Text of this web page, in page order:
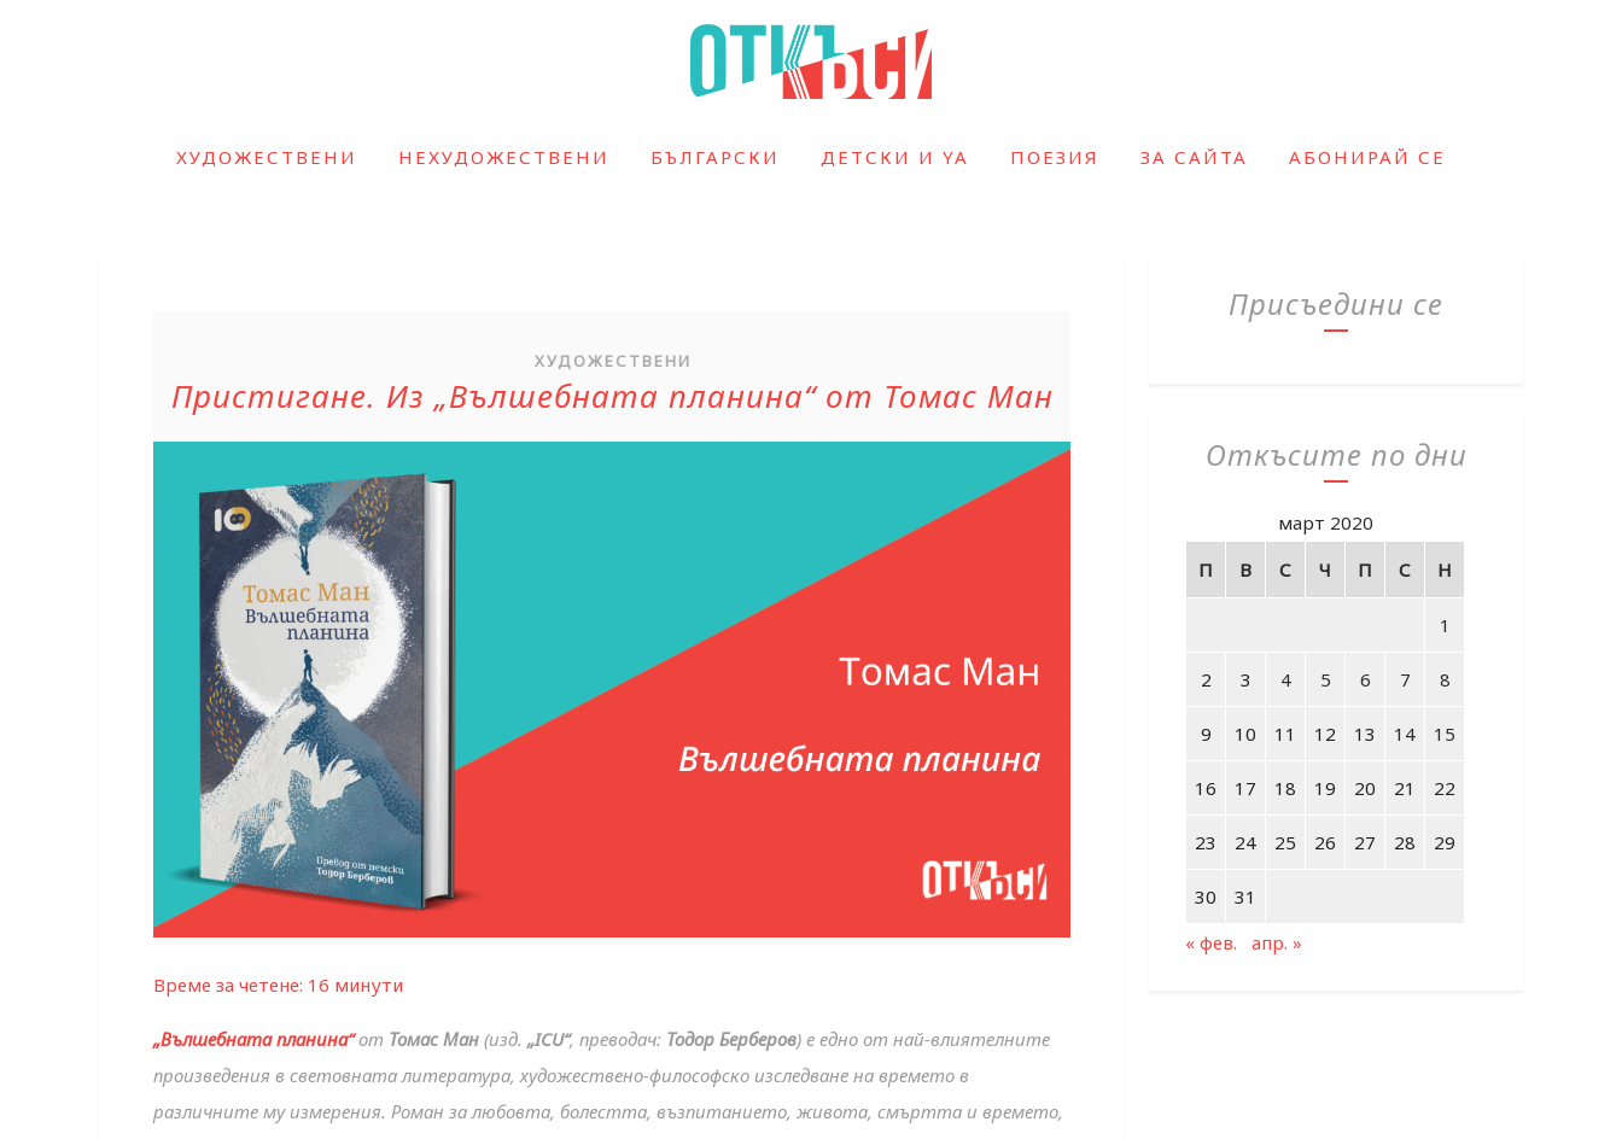
ХУДОЖЕСТВЕНИ НЕХУДОЖЕСТВЕНИ БЪЛГАРСКИ ДЕТСКИ И YA ПОЕЗИЯ ЗА САЙТА АБОНИРАЙ СЕ
ХУДОЖЕСТВЕНИ
Пристигане. Из „Вълшебната планина“ от Томас Ман
Време за четене: 16 минути
„Вълшебната планина“от Томас Ман (изд. „ICU“, преводач: Тодор Берберов) e едно от най-влиятелните
произведения в световната литература, художествено-философско изследване на времето в
различните му измерения. Роман за любовта, болестта, възпитанието, живота, смъртта и времето,
Присъедини се
Откъсите по дни
март 2020
П
В С Ч П С Н
1
2 3 4 5 6 7 8
9 10 11 12 13 14 15
16 17 18 19 20 21 22
23 24 25 26 27 28 29
30
31
« фев.
апр. »